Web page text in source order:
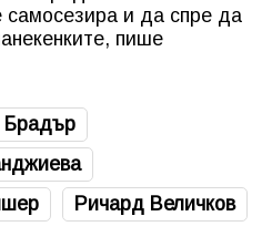
и да спре да
пише
Брадър
Ричард Величков